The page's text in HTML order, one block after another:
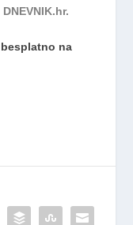
DNEVNIK.hr.
besplatno na